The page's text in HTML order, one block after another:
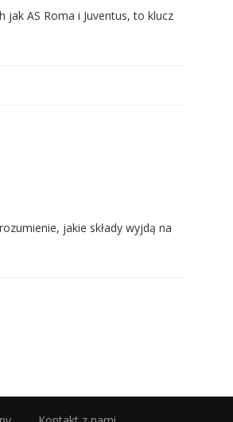
AS Roma i Juventus, to klucz
jakie składy wyjdą na